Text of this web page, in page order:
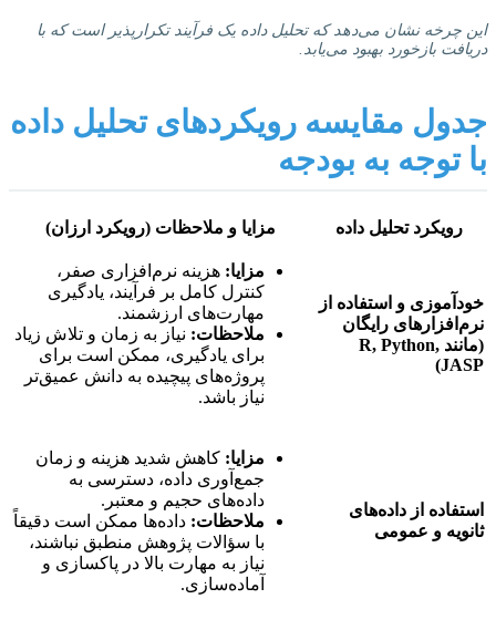
این چرخه نشان می‌دهد که تحلیل داده یک فرآیند تکرارپذیر است که با
دریافت بازخورد بهبود می‌یابد.
جدول مقایسه رویکردهای تحلیل داده
با توجه به بودجه
رویکرد تحلیل داده مزایا و ملاحظات (رویکرد ارزان)
خودآموزی و استفاده از
نرم‌افزارهای رایگان
(مانند R, Python,
JASP)
مزایا: هزینه نرم‌افزاری صفر،
کنترل کامل بر فرآیند، یادگیری
مهارت‌های ارزشمند.
ملاحظات: نیاز به زمان و تلاش زیاد
برای یادگیری، ممکن است برای
پروژه‌های پیچیده به دانش عمیق‌تر
نیاز باشد.
استفاده از داده‌های
ثانویه و عمومی
مزایا: کاهش شدید هزینه و زمان
جمع‌آوری داده، دسترسی به
داده‌های حجیم و معتبر.
ملاحظات: داده‌ها ممکن است دقیقاً
با سؤالات پژوهش منطبق نباشند،
نیاز به مهارت بالا در پاکسازی و
آماده‌سازی.